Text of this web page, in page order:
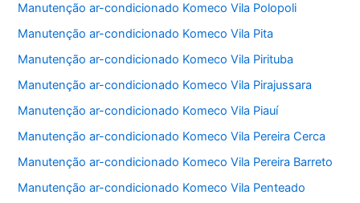
Manutenção ar-condicionado Komeco Vila Polopoli
Manutenção ar-condicionado Komeco Vila Pita
Manutenção ar-condicionado Komeco Vila Pirituba
Manutenção ar-condicionado Komeco Vila Pirajussara
Manutenção ar-condicionado Komeco Vila Piauí
Manutenção ar-condicionado Komeco Vila Pereira Cerca
Manutenção ar-condicionado Komeco Vila Pereira Barreto
Manutenção ar-condicionado Komeco Vila Penteado